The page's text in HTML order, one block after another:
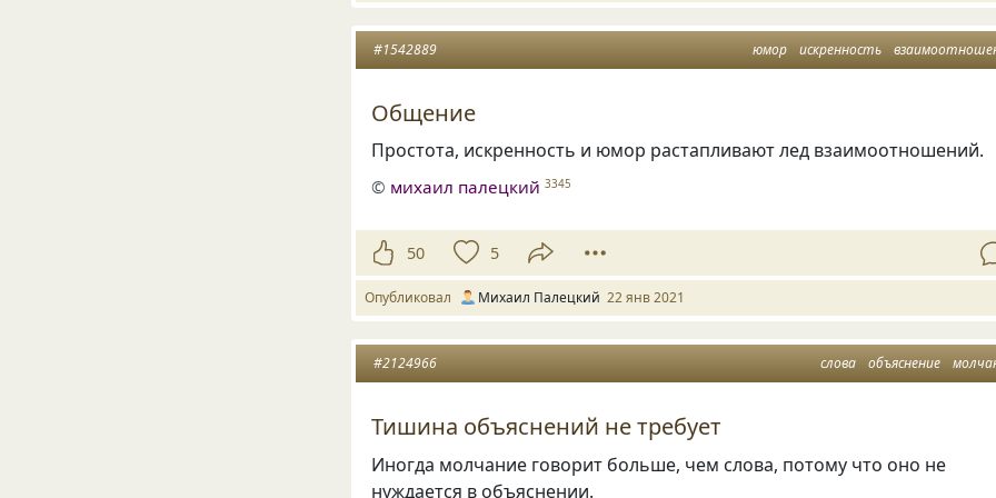
юмор искренность
#1542889
Общение
Простота, искренность и юмор растапливают лед взаимоотношений.
© михаил палецкий 3345
50 5
Опубликовал Михаил Палецкий 22 янв 2021
слова объяснение
#2124966
Тишина объяснений не требует
Иногда молчание говорит больше, чем слова, потому что оно не
нуждается в объяснении.